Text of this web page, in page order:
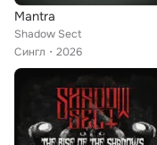
Mantra
Shadow Sect
Сингл
2026